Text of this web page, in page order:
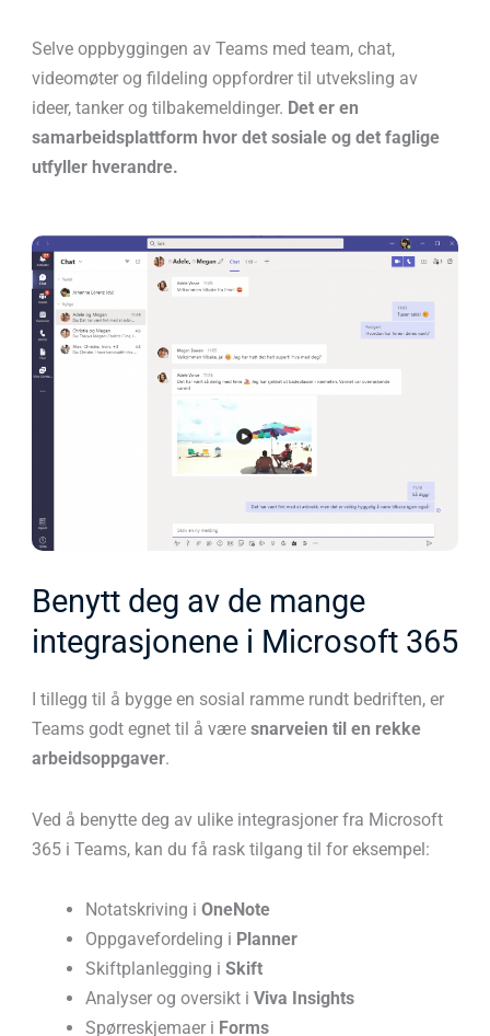
Selve oppbyggingen av Teams med team, chat,
videomøter og fildeling oppfordrer til utveksling av
ideer, tanker og tilbakemeldinger. Det er en
samarbeidsplattform hvor det sosiale og det faglige
utfyller hverandre.
Benytt deg av de mange
integrasjonene i Microsoft 365
I tillegg til å bygge en sosial ramme rundt bedriften, er
Teams godt egnet til å være snarveien til en rekke
arbeidsoppgaver.
Ved å benytte deg av ulike integrasjoner fra Microsoft
365 i Teams, kan du få rask tilgang til for eksempel:
Notatskriving iOneNote
Oppgavefordeling i Planner
Skiftplanlegging iSkift
Analyser og oversikt iViva Insights
Spørreskjemaer i Forms